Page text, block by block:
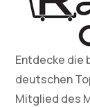
Entdecke die
deutschen
Mitglied des